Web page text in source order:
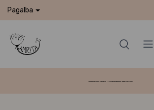
Pagalba